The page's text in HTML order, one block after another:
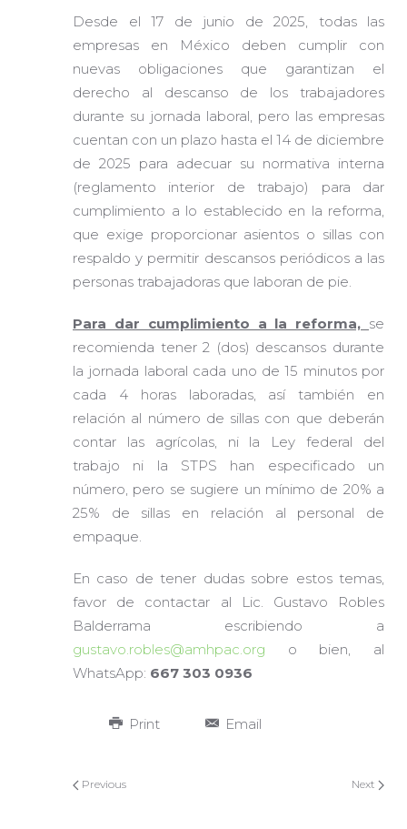
Desde el 17 de junio de 2025, todas las
empresas en México deben cumplir con
nuevas obligaciones que garantizan el
derecho al descanso de los trabajadores
durante su jornada laboral, pero las empresas
cuentan con un plazo hasta el 14 de diciembre
de 2025 para adecuar su normativa interna
(reglamento interior de trabajo) para dar
cumplimiento a lo establecido en la reforma,
que exige proporcionar asientos o sillas con
respaldo y permitir descansos periódicos a las
personas trabajadoras que laboran de pie.
Para dar cumplimiento a la reforma, se
recomienda tener 2 (dos) descansos durante
la jornada laboral cada uno de 15 minutos por
cada 4 horas laboradas, así también en
relación al número de sillas con que deberán
contar las agrícolas, ni la Ley federal del
trabajo ni la STPS han especificado un
número, pero se sugiere un mínimo de 20% a
25% de sillas en relación al personal de
empaque.
En caso de tener dudas sobre estos temas,
favor de contactar al Lic. Gustavo Robles
Balderrama escribiendo a
gustavo.robles@amhpac.org o bien, al
WhatsApp: 667 303 0936
Print Email
Previous Next